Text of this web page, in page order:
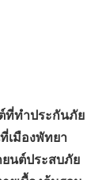
ที่ทำประกันภัย
เมืองพัทยา
ยนต์ประสบภัย